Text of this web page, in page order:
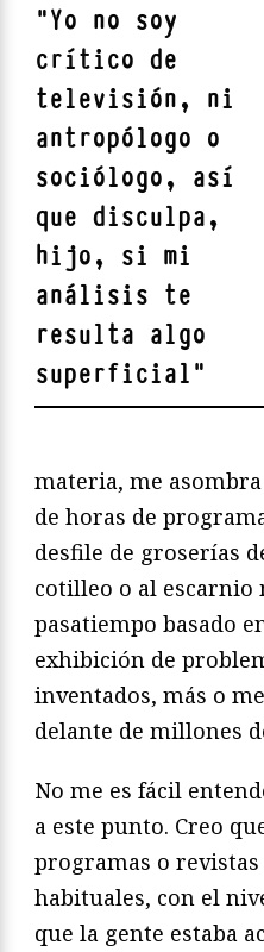
"Yo no soy
crítico de
televisión, ni
antropólogo o
sociólogo, así
que disculpa,
hijo, si mi
análisis te
resulta algo
superficial"
materia, me
de horas de
desfile de groserías
cotilleo o al escarnio
pasatiempo basado
exhibición de
inventados, más o
delante de millones
No me es fácil
a este punto. Creo
programas o revistas
habituales, con el
que la gente estaba